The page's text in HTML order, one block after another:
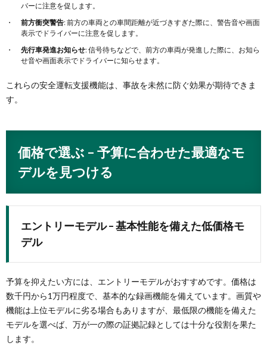
バーに注意を促します。
前方衝突警告: 前方の車両との車間距離が近づきすぎた際に、警告音や画面
表示でドライバーに注意を促します。
先行車発進お知らせ: 信号待ちなどで、前方の車両が発進した際に、お知ら
せ音や画面表示でドライバーに知らせます。
これらの安全運転支援機能は、事故を未然に防ぐ効果が期待できま
す。
価格で選ぶ – 予算に合わせた最適なモ
デルを見つける
エントリーモデル – 基本性能を備えた低価格モ
デル
予算を抑えたい方には、エントリーモデルがおすすめです。価格は
数千円から1万円程度で、基本的な録画機能を備えています。画質や
機能は上位モデルに劣る場合もありますが、最低限の機能を備えた
モデルを選べば、万が一の際の証拠記録としては十分な役割を果た
します。